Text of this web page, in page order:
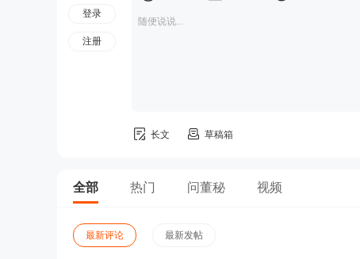
登录
注册
随便说说...
长文 草稿箱
全部 热门 问董秘 视频
最新评论 最新发帖